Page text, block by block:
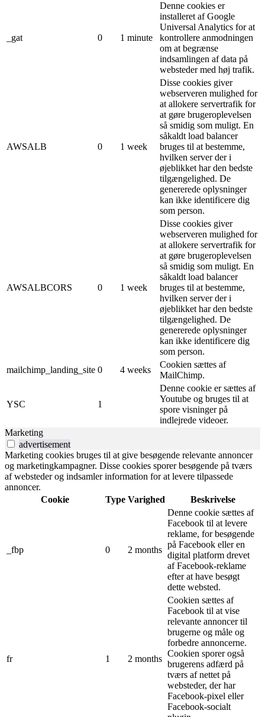
_gat 0 1 minute
Denne cookies er
installeret af Google
Universal Analytics for at
kontrollere anmodningen
om at begrænse
indsamlingen af ​​data på
websteder med høj trafik.
AWSALB 0 1 week
Disse cookies giver
webserveren mulighed for
at allokere servertrafik for
at gøre brugeroplevelsen
så smidig som muligt. En
såkaldt load balancer
bruges til at bestemme,
hvilken server der i
øjeblikket har den bedste
tilgængelighed. De
genererede oplysninger
kan ikke identificere dig
som person.
AWSALBCORS 0 1 week
Disse cookies giver
webserveren mulighed for
at allokere servertrafik for
at gøre brugeroplevelsen
så smidig som muligt. En
såkaldt load balancer
bruges til at bestemme,
hvilken server der i
øjeblikket har den bedste
tilgængelighed. De
genererede oplysninger
kan ikke identificere dig
som person.
mailchimp_landing_site 0 4 weeks
Cookien sættes af
MailChimp.
YSC 1
Denne cookie er sættes af
Youtube og bruges til at
spore visninger på
indlejrede videoer.
Marketing
advertisement
Marketing cookies bruges til at give besøgende relevante annoncer
og marketingkampagner. Disse cookies sporer besøgende på tværs
af websteder og indsamler information for at levere tilpassede
annoncer.
Cookie
Type Varighed Beskrivelse
_fbp 0 2 months
Denne cookie sættes af
Facebook til at levere
reklame, for besøgende
på Facebook eller en
digital platform drevet
af Facebook-reklame
efter at have besøgt
dette websted.
fr 1 2 months
Cookien sættes af
Facebook til at vise
relevante annoncer til
brugerne og måle og
forbedre annoncerne.
Cookien sporer også
brugerens adfærd på
tværs af nettet på
websteder, der har
Facebook-pixel eller
Facebook-socialt